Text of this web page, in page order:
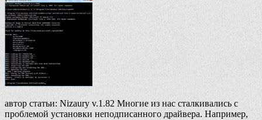
автор статьи: Nizaury v.1.82 Многие из нас сталкивались с
проблемой установки неподписанного драйвера. Например,